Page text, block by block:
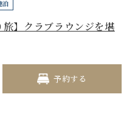
泊
】クラブラウンジを堪
予約する